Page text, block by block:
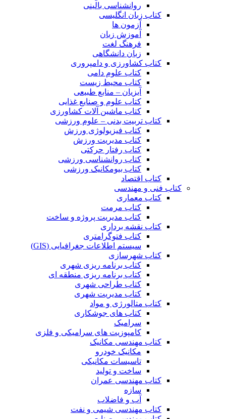
روانشناسی بالینی
کتاب زبان انگلیسی
آزمون ها
آموزش زبان
فرهنگ لغت
زبان دانشگاهی
کتاب کشاورزی و دامپروری
کتاب علوم دامی
کتاب محیط زیست
آبزیان – منابع طبیعی
کتاب علوم و صنایع غذایی
کتاب ماشین آلات کشاورزی
کتاب تربیت بدنی – علوم ورزشی
کتاب فیزیولوژی ورزش
کتاب مدیریت ورزش
کتاب رفتار حرکتی
کتاب روانشناسی ورزشی
کتاب بیومکانیک ورزشی
کتاب اقتصاد
کتاب فنی و مهندسی
کتاب معماری
کتاب مرمت
کتاب مدیریت پروژه و ساخت
کتاب نقشه برداری
کتاب فتوگرامتری
سیستم اطلاعات جغرافیایی (GIS)
کتاب شهرسازی
کتاب برنامه ریزی شهری
کتاب برنامه ریزی منطقه ای
کتاب طراحی شهری
کتاب مدیریت شهری
کتاب متالورژی و مواد
کتاب های جوشکاری
سرامیک
کامپوزیت های سرامیکی و فلزی
کتاب مهندسی مکانیک
مکانیک خودرو
تاسیسات مکانیکی
ساخت و تولید
کتاب مهندسی عمران
سازه
آب و فاضلاب
کتاب مهندسی شیمی و نفت